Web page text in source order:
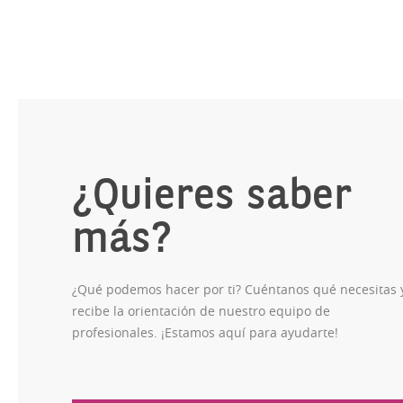
¿Quieres saber
más?
¿Qué podemos hacer por ti? Cuéntanos qué necesitas
recibe la orientación de nuestro equipo de
profesionales. ¡Estamos aquí para ayudarte!